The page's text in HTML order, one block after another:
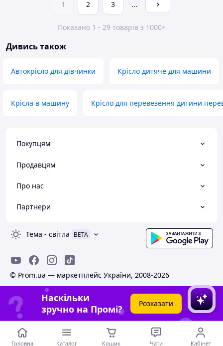
1 2 3 ...
Показано 1 - 29 товарів з 1000+
Дивись також
Автокрісло для дівчинки Крісло дитяче для машини
Крісла в машину Крісло для перевезення дитини
Покупцям
Продавцям
Про нас
Партнери
Тема - світла BETA
© Prom.ua — маркетплейс України, 2008-2026
Наскільки
зручно на Промі?
Розказати
Головна Каталог Кошик Чати Кабінет